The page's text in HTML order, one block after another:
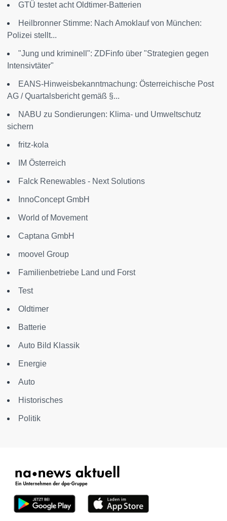
GTÜ testet acht Oldtimer-Batterien
Heilbronner Stimme: Nach Amoklauf von München:
Polizei stellt...
"Jung und kriminell": ZDFinfo über "Strategien gegen
Intensivtäter"
EANS-Hinweisbekanntmachung: Österreichische Post
AG / Quartalsbericht gemäß §...
NABU zu Sondierungen: Klima- und Umweltschutz
sichern
fritz-kola
IM Österreich
Falck Renewables - Next Solutions
InnoConcept GmbH
World of Movement
Captana GmbH
moovel Group
Familienbetriebe Land und Forst
Test
Oldtimer
Batterie
Auto Bild Klassik
Energie
Auto
Historisches
Politik